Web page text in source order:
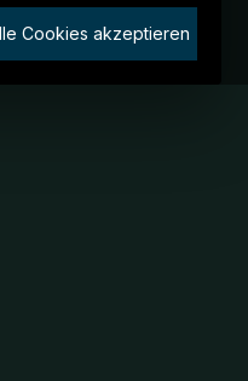
Cookies akzeptieren